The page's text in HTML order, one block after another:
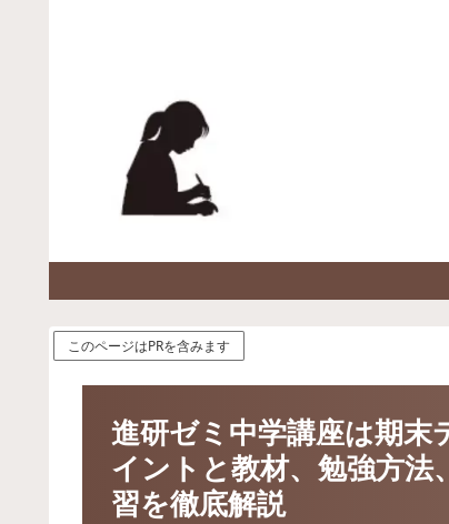
このページはPRを含みます
進研ゼミ中学講座は期
イントと教材、勉強方
習を徹底解説